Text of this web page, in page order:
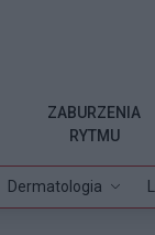
Dermatologia
ZABURZENIA
RYTMU